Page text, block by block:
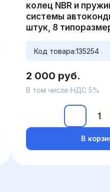
колец NBR и
системы
штук, 8
Код товара:135254
2 000 руб.
В том числе НДС 5%
В